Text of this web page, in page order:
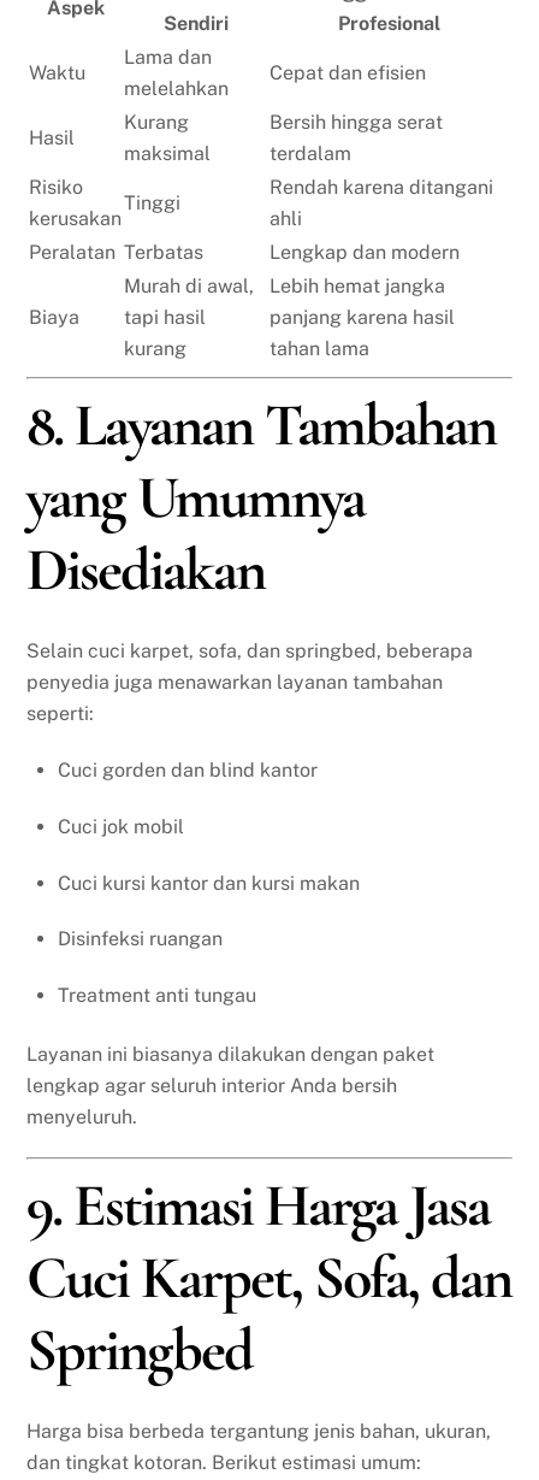
Aspek
Sendiri
Profesional
Waktu
Lama dan
melelahkan
Cepat dan efisien
Hasil
Kurang
maksimal
Bersih hingga serat
terdalam
Risiko
kerusakan
Tinggi
Rendah karena ditangani
ahli
Peralatan Terbatas Lengkap dan modern
Biaya
Murah di awal,
tapi hasil
kurang
Lebih hemat jangka
panjang karena hasil
tahan lama
8. Layanan Tambahan
yang Umumnya
Disediakan
Selain cuci karpet, sofa, dan springbed, beberapa
penyedia juga menawarkan layanan tambahan
seperti:
Cuci gorden dan blind kantor
Cuci jok mobil
Cuci kursi kantor dan kursi makan
Disinfeksi ruangan
Treatment anti tungau
Layanan ini biasanya dilakukan dengan paket
lengkap agar seluruh interior Anda bersih
menyeluruh.
9. Estimasi Harga Jasa
Cuci Karpet, Sofa, dan
Springbed
Harga bisa berbeda tergantung jenis bahan, ukuran,
dan tingkat kotoran. Berikut estimasi umum: